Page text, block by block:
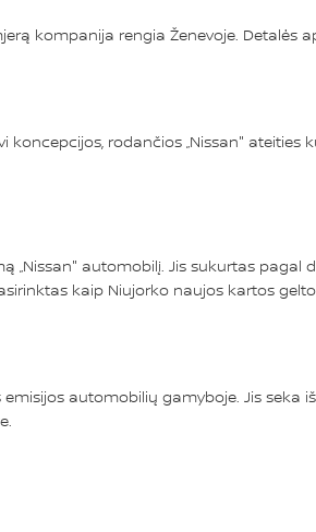
kompanija rengia Ženevoje.
rodančios „Nissan" ateities
„Nissan" automobilį. Jis sukurtas
kaip Niujorko naujos kartos
automobilių gamyboje. Jis seka